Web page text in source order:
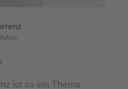
ist so ein Thema.